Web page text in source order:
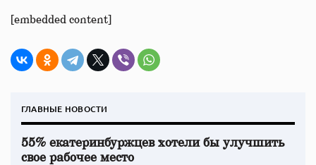
[embedded content]
ГЛАВНЫЕ НОВОСТИ
55% екатеринбуржцев хотели бы улучшить
свое рабочее место